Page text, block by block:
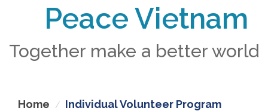
Peace Vietnam
Together make a better world
Home Individual Volunteer Program